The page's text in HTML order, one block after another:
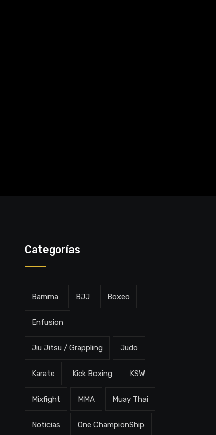
Categorías
Bamma BJJ Boxeo
Enfusion
Jiu Jitsu / Grappling Judo
Karate Kick Boxing KSW
Mixfight MMA Muay Thai
Noticias One ChampionShip